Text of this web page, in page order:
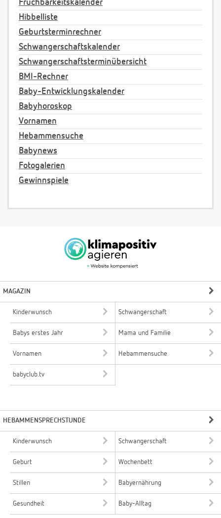
Fruchbarkeitskalender
Hibbelliste
Geburtsterminrechner
Schwangerschaftskalender
Schwangerschaftsterminübersicht
BMI-Rechner
Baby-Entwicklungskalender
Babyhoroskop
Vornamen
Hebammensuche
Babynews
Fotogalerien
Gewinnspiele
MAGAZIN
Kinderwunsch Schwangerschaft
Babys erstes Jahr Mama und Familie
Vornamen Hebammensuche
babyclub.tv
HEBAMMENSPRECHSTUNDE
Kinderwunsch Schwangerschaft
Geburt Wochenbett
Stillen Babyernährung
Gesundheit Baby-Alltag